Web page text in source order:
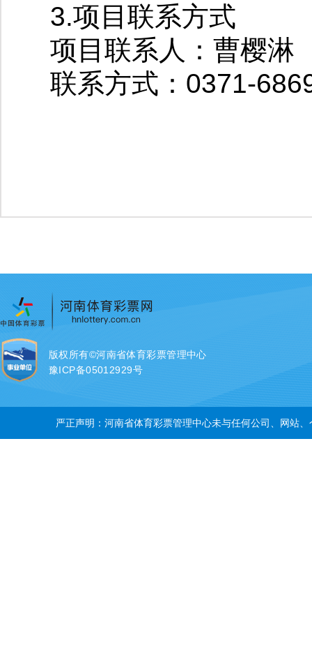
3.项目联系方式
项目联系人：曹樱淋
联系方式：0371-
版权所有©河南省体育彩票管理中心
豫ICP备05012929号
严正声明：河南省体育彩票管理中心未与任何公司、网站